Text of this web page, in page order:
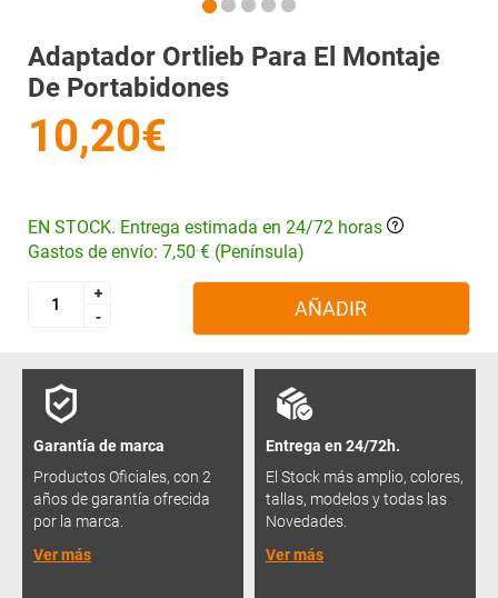
Adaptador Ortlieb Para El Montaje
De Portabidones
10,20€
EN STOCK. Entrega estimada en 24/72 horas
Gastos de envío: 7,50 € (Península)
+
-
+
-
AÑADIR
Garantía de marca
Productos Oficiales, con 2
años de garantía ofrecida
por la marca.
Ver más
Entrega en 24/72h.
El Stock más amplio, colores,
tallas, modelos y todas las
Novedades.
Ver más